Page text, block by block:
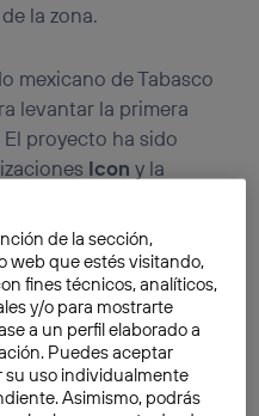
la zona.
mexicano de Tabasco
levantar la primera
proyecto ha sido
Icon y la
comenzaron a
novedades. Al
aparte del
de madera, de
de los mayores saltos
hormigón en estas
de la sección,
web que estés visitando,
fines técnicos, analíticos,
y/o para mostrarte
a un perfil elaborado a
Puedes aceptar
su uso individualmente
Asimismo, podrás